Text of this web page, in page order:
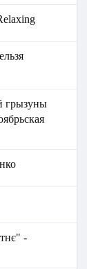
грызуны
-